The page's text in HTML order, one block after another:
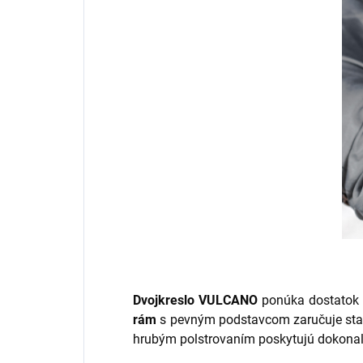
Dvojkreslo VULCANOponúka dostatok
rám s pevným podstavcom zaručuje
hrubým polstrovaním poskytujú